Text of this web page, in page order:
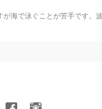
す。波が怖いから。海を制御できません。怖くても、泳